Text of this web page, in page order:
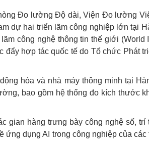
Đo lường Độ dài, Viện Đo lường
dự hai triển lãm công nghiệp lớn tại
công nghệ thông tin thế giới (World
đẩy hợp tác quốc tế do Tổ chức Phát
hóa và nhà máy thông minh tại
bao gồm hệ thống đo kích thước
gian hàng trưng bày công nghệ số, trí
ứng dụng AI trong công nghiệp của các